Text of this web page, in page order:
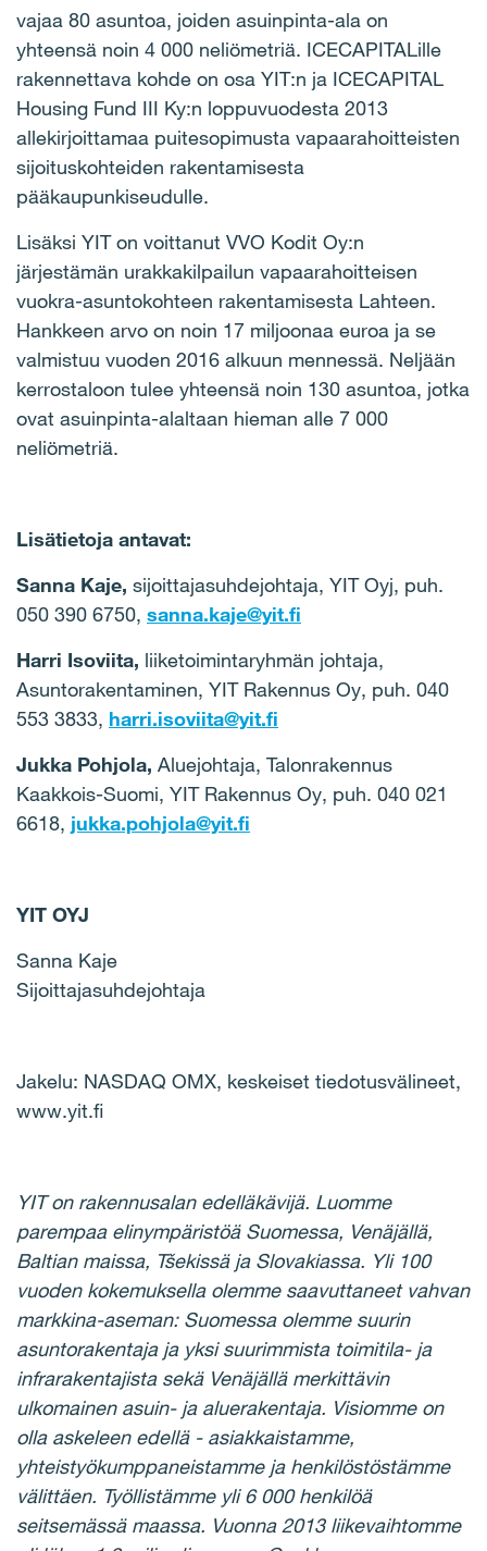
vajaa 80 asuntoa, joiden asuinpinta-ala on
yhteensä noin 4 000 neliömetriä. ICECAPITALille
rakennettava kohde on osa YIT:n ja ICECAPITAL
Housing Fund III Ky:n loppuvuodesta 2013
allekirjoittamaa puitesopimusta vapaarahoitteisten
sijoituskohteiden rakentamisesta
pääkaupunkiseudulle.
Lisäksi YIT on voittanut VVO Kodit Oy:n
järjestämän urakkakilpailun vapaarahoitteisen
vuokra-asuntokohteen rakentamisesta Lahteen.
Hankkeen arvo on noin 17 miljoonaa euroa ja se
valmistuu vuoden 2016 alkuun mennessä. Neljään
kerrostaloon tulee yhteensä noin 130 asuntoa, jotka
ovat asuinpinta-alaltaan hieman alle 7 000
neliömetriä.
Lisätietoja antavat:
Sanna Kaje, sijoittajasuhdejohtaja, YIT Oyj, puh.
050 390 6750, sanna.kaje@yit.fi
Harri Isoviita, liiketoimintaryhmän johtaja,
Asuntorakentaminen, YIT Rakennus Oy, puh. 040
553 3833, harri.isoviita@yit.fi
Jukka Pohjola, Aluejohtaja, Talonrakennus
Kaakkois-Suomi, YIT Rakennus Oy, puh. 040 021
6618, jukka.pohjola@yit.fi
YIT OYJ
Sanna Kaje
Sijoittajasuhdejohtaja
Jakelu: NASDAQ OMX, keskeiset tiedotusvälineet,
www.yit.fi
YIT on rakennusalan edelläkävijä. Luomme
parempaa elinympäristöä Suomessa, Venäjällä,
Baltian maissa, Tšekissä ja Slovakiassa. Yli 100
vuoden kokemuksella olemme saavuttaneet vahvan
markkina-aseman: Suomessa olemme suurin
asuntorakentaja ja yksi suurimmista toimitila- ja
infrarakentajista sekä Venäjällä merkittävin
ulkomainen asuin- ja aluerakentaja. Visiomme on
olla askeleen edellä - asiakkaistamme,
yhteistyökumppaneistamme ja henkilöstöstämme
välittäen. Työllistämme yli 6 000 henkilöä
seitsemässä maassa. Vuonna 2013 liikevaihtomme